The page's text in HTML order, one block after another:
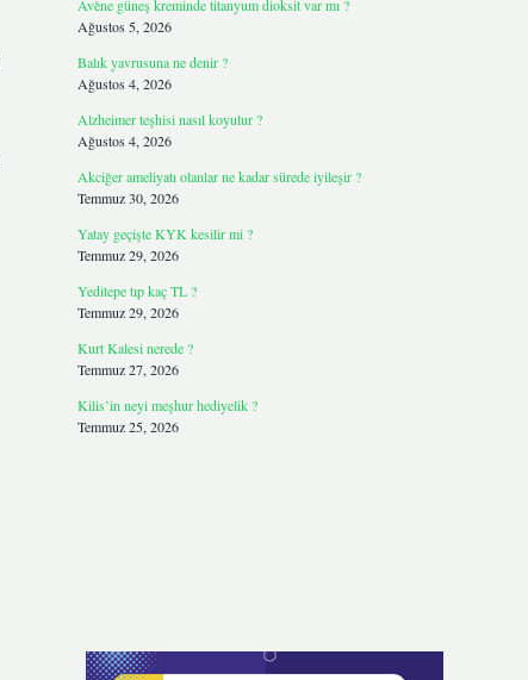
Avène güneş kreminde titanyum dioksit var mı ?
Ağustos 5, 2026
Balık yavrusuna ne denir ?
Ağustos 4, 2026
Alzheimer teşhisi nasıl koyulur ?
Ağustos 4, 2026
Akciğer ameliyatı olanlar ne kadar sürede iyileşir ?
Temmuz 30, 2026
Yatay geçişte KYK kesilir mi ?
Temmuz 29, 2026
Yeditepe tıp kaç TL ?
Temmuz 29, 2026
Kurt Kalesi nerede ?
Temmuz 27, 2026
Kilis’in neyi meşhur hediyelik ?
Temmuz 25, 2026